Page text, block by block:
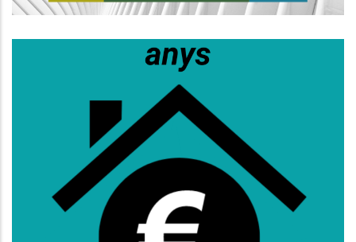
S’obre La Convocatòria D’ajuts Al
Lloguer Per A Persones De 36 A 64
Habitatge